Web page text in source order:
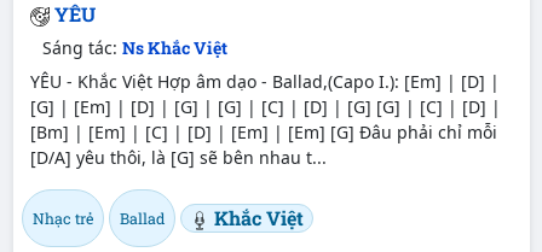
YÊU
Sáng tác: Ns Khắc Việt
YÊU - Khắc Việt Hợp âm dạo - Ballad,(Capo I.): [Em] | [D] |
[G] | [Em] | [D] | [G] | [G] | [C] | [D] | [G] [G] | [C] | [D] |
[Bm] | [Em] | [C] | [D] | [Em] | [Em] [G] Đâu phải chỉ mỗi
[D/A] yêu thôi, là [G] sẽ bên nhau t...
Nhạc trẻ Ballad Khắc Việt